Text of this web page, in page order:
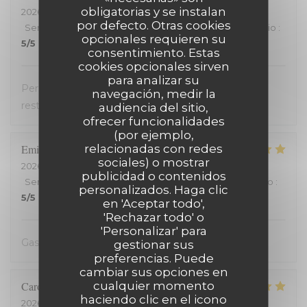
obligatorias y se instalan
por defecto. Otras cookies
opcionales requieren su
consentimiento. Estas
cookies opcionales sirven
para analizar su
navegación, medir la
audiencia del sitio,
ofrecer funcionalidades
(por ejemplo,
relacionadas con redes
sociales) o mostrar
publicidad o contenidos
personalizados. Haga clic
en 'Aceptar todo',
'Rechazar todo' o
'Personalizar' para
gestionar sus
preferencias. Puede
cambiar sus opciones en
cualquier momento
haciendo clic en el icono
2026-07-20
- 19:30 - Invitados 2
Servicio
/5 Ambiente:4/5 Menú: 4/5 Calidad / Precio :
5/5
Personnel très accueillant, très bons plats, carte
restreinte
Emilienne
2026-07-19
- 19:30 - Invitados 2
Servicio
Ambiente: 5/5 Menú: 5/5 Calidad / Precio :
5/5
Gastvrij, gezellig, heerlijk
Carole
2026-07-18
- 21:00 - Invitados 2